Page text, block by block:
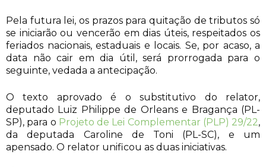
Pela futura lei, os prazos para quitação de tributos só
se iniciarão ou vencerão em dias úteis, respeitados os
feriados nacionais, estaduais e locais. Se, por acaso, a
data não cair em dia útil, será prorrogada para o
seguinte, vedada a antecipação.
O texto aprovado é o substitutivo do relator,
deputado Luiz Philippe de Orleans e Bragança (PL-
SP), para o Projeto de Lei Complementar (PLP) 29/22,
da deputada Caroline de Toni (PL-SC), e um
apensado. O relator unificou as duas iniciativas.